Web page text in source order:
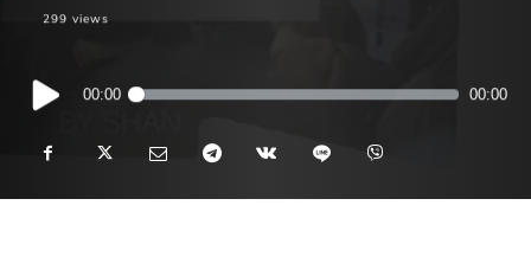
299 views
Audio
Player
00:00 00:00